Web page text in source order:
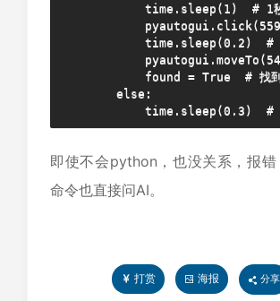
time.sleep(1)  # 1秒
pyautogui.click(559,
time.sleep(0.2)  # 0.2
pyautogui.moveTo(541,
found = True  # 找到图片
else:
time.sleep(0.3)  # 未找到
即使不会python，也没关系，报错
命令也直接问AI。
打赏 海报 分享